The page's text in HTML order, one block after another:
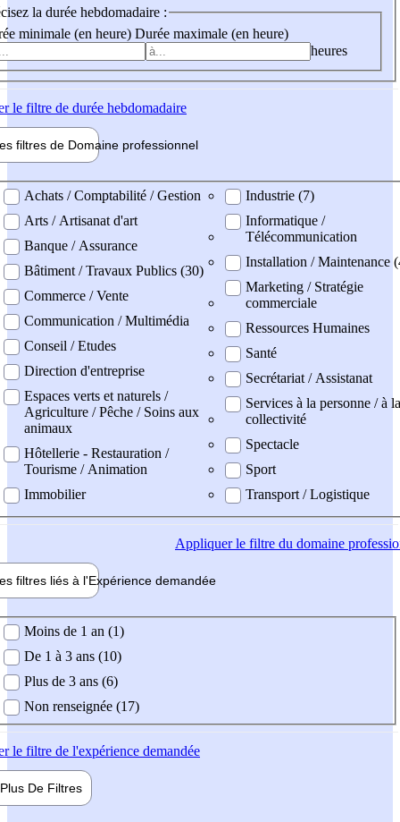
la durée hebdomadaire :
minimale (en heure) Durée maximale (en heure)
heures
le filtre de durée hebdomadaire
filtres de Domaine professionnel
professionel
Achats / Comptabilité / Gestion
Arts / Artisanat d'art
Banque / Assurance
Bâtiment / Travaux Publics (30)
Commerce / Vente
Communication / Multimédia
Conseil / Etudes
Direction d'entreprise
Espaces verts et naturels /
Agriculture / Pêche / Soins aux
animaux
Hôtellerie - Restauration /
Tourisme / Animation
Immobilier
Industrie (7)
Informatique /
Télécommunication
Installation / Maintenance
Marketing / Stratégie
commerciale
Ressources Humaines
Santé
Secrétariat / Assistanat
Services à la personne / à la
collectivité
Spectacle
Sport
Transport / Logistique
Appliquerle filtre du domaine
filtres liés à l'Expérience demandée
demandée
Moins de 1 an (1)
De 1 à 3 ans (10)
Plus de 3 ans (6)
Non renseignée (17)
le filtre de l'expérience demandée
Plus De Filtres